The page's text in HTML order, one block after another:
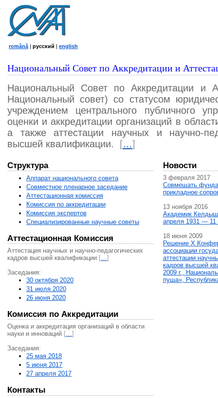
română | русский | english
Национальный Совет по Аккредитации и
Национальный Совет по Аккредитации и
Национальный совет) со статусом
учреждением центрального публичного
оценки и аккредитации организаций в
а также аттестации научных и научно-
высшей квалификации.
[…]
Структура
Аппарат национального совета
Совместное пленарное заседание
Аттестационная комисcия
Комиссия по аккредитации
Комиссия экспертов
Специализированные научные советы
Аттестационная Комиссия
Аттестация научных и научно-педагогических
кадров высшей квалификации […]
Заседания:
30 октября 2020
31 июля 2020
26 июня 2020
Комиссия по Аккредитации
Оценка и аккредитация организаций в области
науки и инноваций […]
Заседания:
25 мая 2018
5 июня 2017
27 апреля 2017
Контакты
Новости
3 февраля 2017
Совмещать
прикладное
13 ноября 2016
Академик
апреля 1931 — 11
18 июня 2009
Решение X
ассоциации
аттестации
кадров высшей
2009 г.,
пуща»,